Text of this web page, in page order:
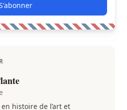
histoire de l’art et